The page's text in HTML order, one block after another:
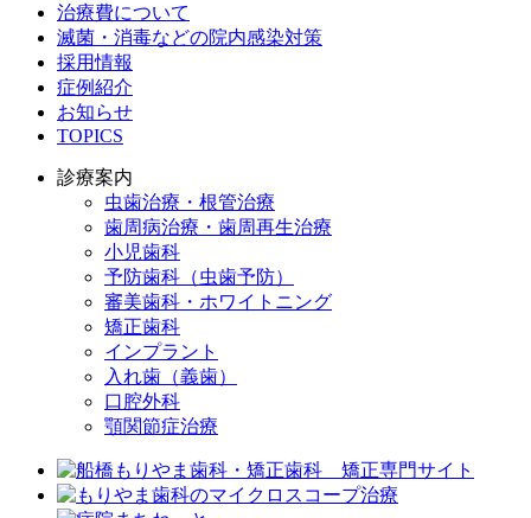
治療費について
滅菌・消毒などの院内感染対策
採用情報
症例紹介
お知らせ
TOPICS
診療案内
虫歯治療・根管治療
歯周病治療・歯周再生治療
小児歯科
予防歯科（虫歯予防）
審美歯科・ホワイトニング
矯正歯科
インプラント
入れ歯（義歯）
口腔外科
顎関節症治療